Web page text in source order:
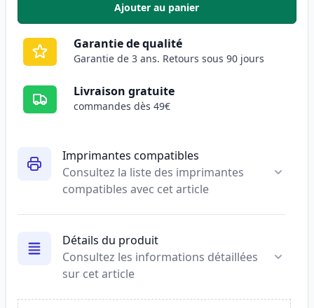
Imprimantes compatibles
Consultez la liste des imprimantes
compatibles avec cet article
Détails du produit
Consultez les informations détaillées
sur cet article
Ajouter au panier
,Pack de 3 Brother TN2420 &
Garantie de qualité
Garantie de 3 ans. Retours sous 90 jours
Livraison gratuite
commandes dès 49€